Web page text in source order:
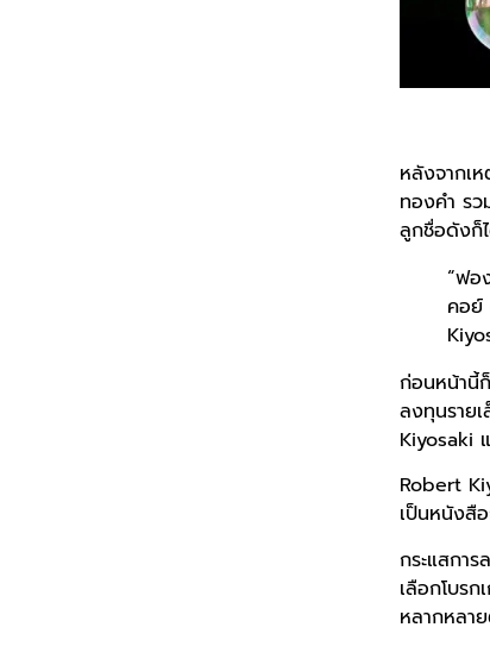
หลังจากเ
ทองคำ ร
ลูกชื่อดังก็
“ฟอ
คอย์
ก่อนหน้านี้
ลงทุนราย
Kiyosaki
Robert
เป็นหนังสื
กระแสกา
เลือกโบร
หลากหลา